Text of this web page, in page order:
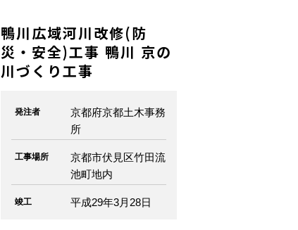
鴨川広域河川改修(防
災・安全)工事 鴨川 京の
川づくり工事
発注者
京都府京都土木事務
所
工事場所
京都市伏見区竹田流
池町地内
竣工 平成29年3月28日